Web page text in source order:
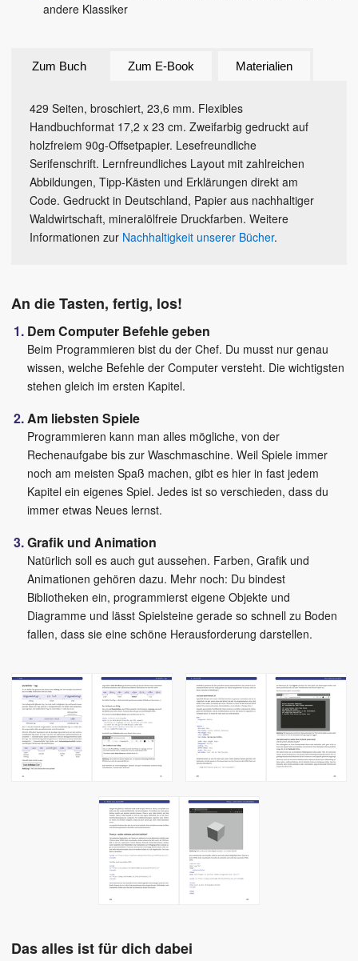
andere Klassiker
Zum Buch Zum E-Book Materialien
429 Seiten, broschiert, 23,6 mm. Flexibles
Handbuchformat 17,2 x 23 cm. Zweifarbig gedruckt auf
holzfreiem 90g-Offsetpapier. Lesefreundliche
Serifenschrift. Lernfreundliches Layout mit zahlreichen
Abbildungen, Tipp-Kästen und Erklärungen direkt am
Code. Gedruckt in Deutschland, Papier aus nachhaltiger
Waldwirtschaft, mineralölfreie Druckfarben. Weitere
Informationen zur Nachhaltigkeit unserer Bücher.
An die Tasten, fertig, los!
Dem Computer Befehle geben
Beim Programmieren bist du der Chef. Du musst nur genau
wissen, welche Befehle der Computer versteht. Die wichtigsten
stehen gleich im ersten Kapitel.
Am liebsten Spiele
Programmieren kann man alles mögliche, von der
Rechenaufgabe bis zur Waschmaschine. Weil Spiele immer
noch am meisten Spaß machen, gibt es hier in fast jedem
Kapitel ein eigenes Spiel. Jedes ist so verschieden, dass du
immer etwas Neues lernst.
Grafik und Animation
Natürlich soll es auch gut aussehen. Farben, Grafik und
Animationen gehören dazu. Mehr noch: Du bindest
Bibliotheken ein, programmierst eigene Objekte und
Diagramme und lässt Spielsteine gerade so schnell zu Boden
fallen, dass sie eine schöne Herausforderung darstellen.
Das alles ist für dich dabei